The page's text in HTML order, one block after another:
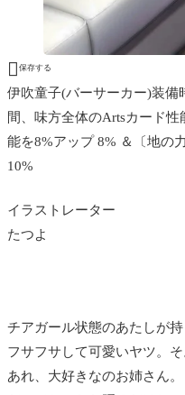
 保存する
伊吹童子(バーサーカー)装備
間、味方全体のArtsカード性
能を8%アップ 8% ＆〔地の
10%
イラストレーター
たつよ
チアガール状態のあたしが
フサフサして可愛いヤツ。そ
あれ、大好きなのお姉さん。